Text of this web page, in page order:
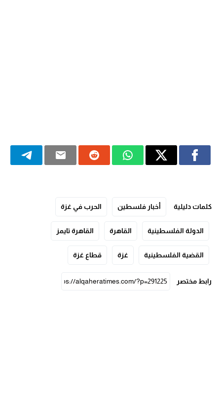
كلمات دليلية أخبار فلسطين الحرب في غزة
الدولة الفلسطينية القاهرة القاهرة تايمز
القضية الفلسطينية غزة قطاع غزة
رابط مختصر